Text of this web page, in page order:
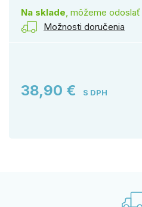
Na sklade, môžeme odoslať
Možnosti doručenia
38,90 € S DPH